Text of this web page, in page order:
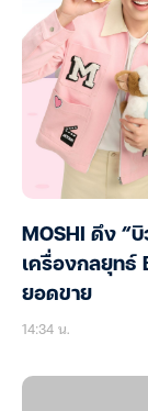
MOSHI ดึง “
เครื่องกลยุทธ์
ยอดขาย
14:34 น.